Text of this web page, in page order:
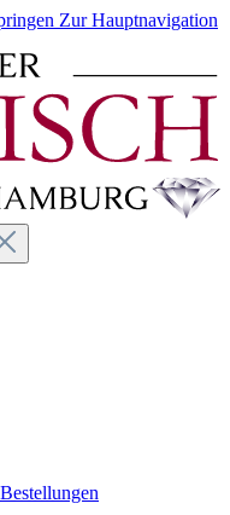
Zur Hauptnavigation
Bestellungen